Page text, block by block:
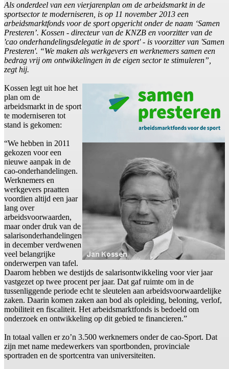
Als onderdeel van een vierjarenplan om de arbeidsmarkt in de
sportsector te moderniseren, is op 11 november 2013 een
arbeidsmarktfonds voor de sport opgericht onder de naam ‘Samen
Presteren’. Kossen - directeur van de KNZB en voorzitter van de
'cao onderhandelingsdelegatie in de sport' - is voorzitter van 'Samen
Presteren'. “We maken als werkgevers en werknemers samen een
bedrag vrij om ontwikkelingen in de eigen sector te stimuleren”,
zegt hij.
Kossen legt uit hoe het
plan om de
arbeidsmarkt in de sport
te moderniseren tot
stand is gekomen:
“We hebben in 2011
gekozen voor een
nieuwe aanpak in de
cao-onderhandelingen.
Werknemers en
werkgevers praatten
voordien altijd een jaar
lang over
arbeidsvoorwaarden,
maar onder druk van de
salarisonderhandelingen
in december verdwenen
veel belangrijke
onderwerpen van tafel.
Daarom hebben we destijds de salarisontwikkeling voor vier jaar
vastgezet op twee procent per jaar. Dat gaf ruimte om in de
tussenliggende periode echt te sleutelen aan arbeidsvoorwaardelijke
zaken. Daarin komen zaken aan bod als opleiding, beloning, verlof,
mobiliteit en fiscaliteit. Het arbeidsmarktfonds is bedoeld om
onderzoek en ontwikkeling op dit gebied te financieren.”
In totaal vallen er zo’n 3.500 werknemers onder de cao-Sport. Dat
zijn met name medewerkers van sportbonden, provinciale
sportraden en de sportcentra van universiteiten.